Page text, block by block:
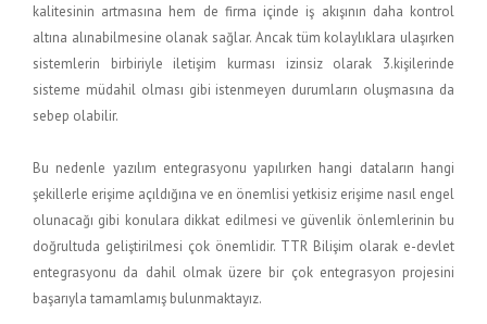
kalitesinin artmasına hem de firma içinde iş akışının daha kontrol
altına alınabilmesine olanak sağlar. Ancak tüm kolaylıklara ulaşırken
sistemlerin birbiriyle iletişim kurması izinsiz olarak 3.kişilerinde
sisteme müdahil olması gibi istenmeyen durumların oluşmasına da
sebep olabilir.
Bu nedenle yazılım entegrasyonu yapılırken hangi dataların hangi
şekillerle erişime açıldığına ve en önemlisi yetkisiz erişime nasıl engel
olunacağı gibi konulara dikkat edilmesi ve güvenlik önlemlerinin bu
doğrultuda geliştirilmesi çok önemlidir. TTR Bilişim olarak e-devlet
entegrasyonu da dahil olmak üzere bir çok entegrasyon projesini
başarıyla tamamlamış bulunmaktayız.